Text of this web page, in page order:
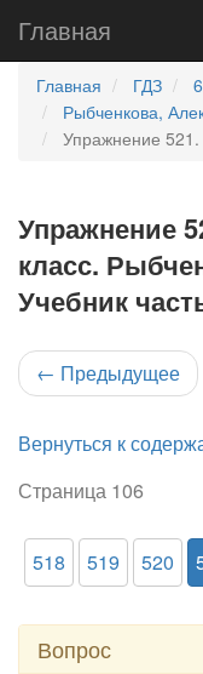
Главная
Главная ГДЗ
Рыбченкова,
Упражнение
Упражнение
класс.
Учебник
← Предыдущее
Вернуться к
Страница 106
518 519 520
Вопрос